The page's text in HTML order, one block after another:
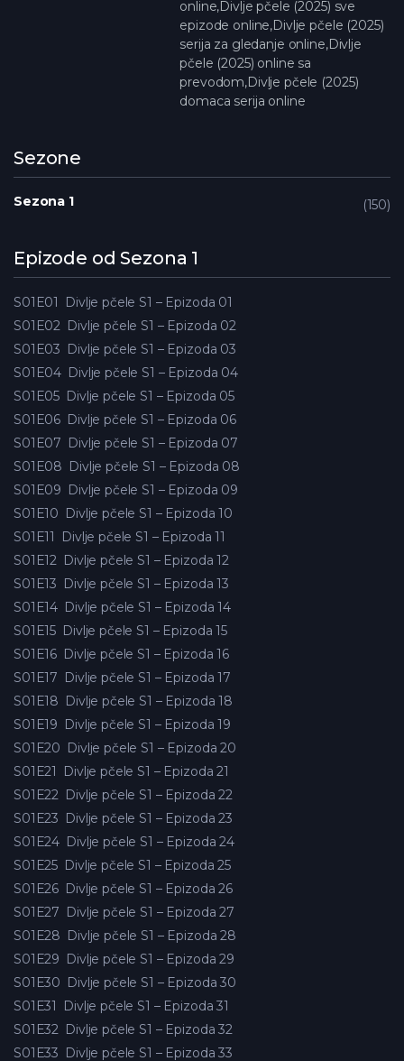
online,Divlje pčele (2025) sve
epizode online,Divlje pčele (2025)
serija za gledanje online,Divlje
pčele (2025) online sa
prevodom,Divlje pčele (2025)
domaca serija online
Sezone
Sezona 1 150
Epizode od Sezona 1
S01E01
Divlje pčele S1 – Epizoda 01
S01E02 Divlje pčele S1 – Epizoda 02
S01E03 Divlje pčele S1 – Epizoda 03
S01E04 Divlje pčele S1 – Epizoda 04
S01E05 Divlje pčele S1 – Epizoda 05
S01E06 Divlje pčele S1 – Epizoda 06
S01E07 Divlje pčele S1 – Epizoda 07
S01E08 Divlje pčele S1 – Epizoda 08
S01E09 Divlje pčele S1 – Epizoda 09
S01E10 Divlje pčele S1 – Epizoda 10
S01E11
Divlje pčele S1 – Epizoda 11
S01E12 Divlje pčele S1 – Epizoda 12
S01E13 Divlje pčele S1 – Epizoda 13
S01E14 Divlje pčele S1 – Epizoda 14
S01E15 Divlje pčele S1 – Epizoda 15
S01E16 Divlje pčele S1 – Epizoda 16
S01E17 Divlje pčele S1 – Epizoda 17
S01E18 Divlje pčele S1 – Epizoda 18
S01E19 Divlje pčele S1 – Epizoda 19
S01E20 Divlje pčele S1 – Epizoda 20
S01E21
Divlje pčele S1 – Epizoda 21
S01E22 Divlje pčele S1 – Epizoda 22
S01E23 Divlje pčele S1 – Epizoda 23
S01E24 Divlje pčele S1 – Epizoda 24
S01E25 Divlje pčele S1 – Epizoda 25
S01E26 Divlje pčele S1 – Epizoda 26
S01E27 Divlje pčele S1 – Epizoda 27
S01E28 Divlje pčele S1 – Epizoda 28
S01E29 Divlje pčele S1 – Epizoda 29
S01E30 Divlje pčele S1 – Epizoda 30
S01E31
Divlje pčele S1 – Epizoda 31
S01E32 Divlje pčele S1 – Epizoda 32
S01E33 Divlje pčele S1 – Epizoda 33